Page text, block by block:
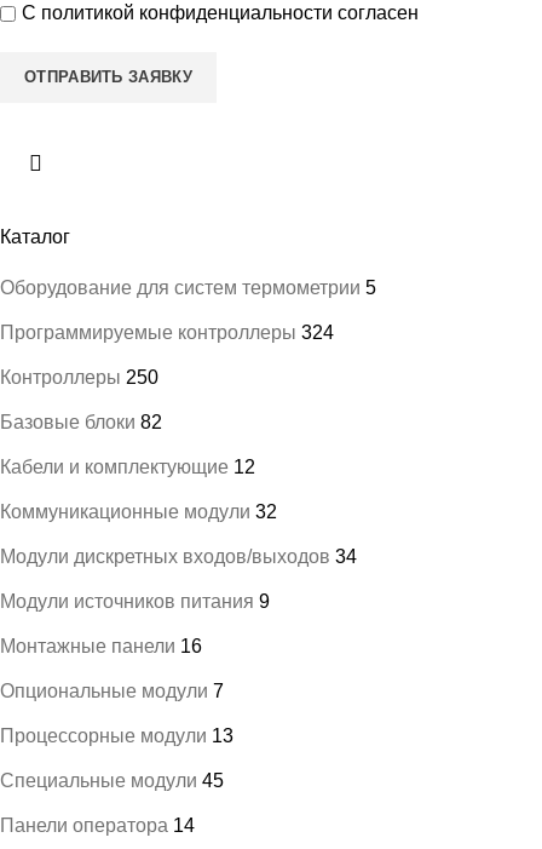
С политикой конфиденциальности согласен
Каталог
Оборудование для систем термометрии 5
Программируемые контроллеры 324
Контроллеры 250
Базовые блоки 82
Кабели и комплектующие 12
Коммуникационные модули 32
Модули дискретных входов/выходов 34
Модули источников питания 9
Монтажные панели 16
Опциональные модули 7
Процессорные модули 13
Специальные модули 45
Панели оператора 14